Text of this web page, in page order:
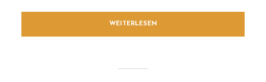
WEITERLESEN